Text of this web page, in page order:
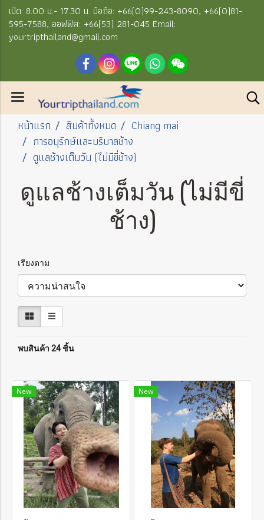
เปิด: 8.00 น.- 17.30 น. มือถือ: +66(0)99-243-8090, +66(0)81-
595-7588, ออฟฟิศ: +66(53) 281-045 Email:
yourtripthailand@gmail.com
หน้าแรก สินค้าทั้งหมด
Chiang mai
การอนุรักษ์และบริบาลช้าง
ดูแลช้างเต็มวัน (ไม่มีขี่ช้าง)
ดูแลช้างเต็มวัน (ไม่มีขี่
ช้าง)
เรียงตาม
พบสินค้า 24 ชิ้น
New New